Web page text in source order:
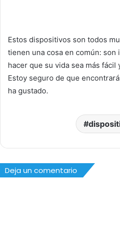
Estos dispositivos son todos
tienen una cosa en común: son
hacer que su vida sea más fácil
Estoy seguro de que
ha gustado.
Deja un comentario